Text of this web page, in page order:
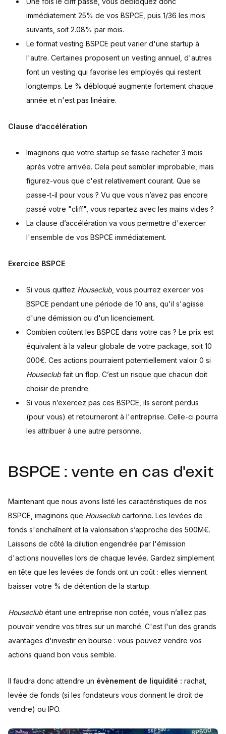
immédiatement 25% de vos BSPCE, puis 1/36 les mois
suivants, soit 2.08% par mois.
Le format vesting BSPCE peut varier d'une startup à
l'autre. Certaines proposent un vesting annuel, d'autres
font un vesting qui favorise les employés qui restent
longtemps. Le % débloqué augmente fortement chaque
année et n'est pas linéaire.
Clause d’accélération
Imaginons que votre startup se fasse racheter 3 mois
après votre arrivée. Cela peut sembler improbable, mais
figurez-vous que c'est relativement courant. Que se
passe-t-il pour vous ? Vu que vous n’avez pas encore
passé votre "cliff", vous repartez avec les mains vides ?
La clause d’accélération va vous permettre d'exercer
l'ensemble de vos BSPCE immédiatement.
Exercice BSPCE
Si vous quittez Houseclub , vous pourrez exercer vos
BSPCE pendant une période de 10 ans, qu'il s'agisse
d'une démission ou d'un licenciement.
Combien coûtent les BSPCE dans votre cas ? Le prix est
équivalent à la valeur globale de votre package, soit 10
000€. Ces actions pourraient potentiellement valoir 0 si
Houseclub fait un flop. C’est un risque que chacun doit
choisir de prendre.
Si vous n’exercez pas ces BSPCE, ils seront perdus
(pour vous) et retourneront à l'entreprise. Celle-ci pourra
les attribuer à une autre personne.
BSPCE : vente en cas d'exit
Maintenant que nous avons listé les caractéristiques de nos
BSPCE, imaginons que Houseclub cartonne. Les levées de
fonds s'enchaînent et la valorisation s’approche des 500M€.
Laissons de côté la dilution engendrée par l'émission
d'actions nouvelles lors de chaque levée. Gardez simplement
en tête que les levées de fonds ont un coût : elles viennent
baisser votre % de détention de la startup.
Houseclub étant une entreprise non cotée, vous n’allez pas
pouvoir vendre vos titres sur un marché. C'est l'un des grands
avantages d'investir en bourse : vous pouvez vendre vos
actions quand bon vous semble.
Il faudra donc attendre un évènement de liquidité : rachat,
levée de fonds (si les fondateurs vous donnent le droit de
vendre) ou IPO.